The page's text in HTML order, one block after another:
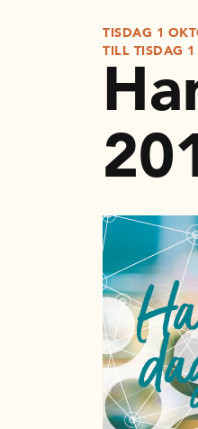
TISDAG 1
TILL TISDAG